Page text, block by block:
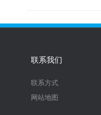
联系我们
联系方式
网站地图